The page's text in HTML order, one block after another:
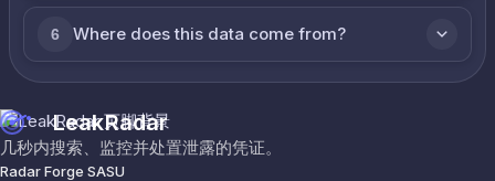
6 Where does this data come from?
LeakRadar
几秒内搜索、监控并处置泄露的凭证。
Radar Forge SASU